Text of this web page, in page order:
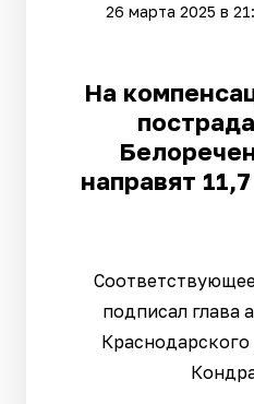
26 марта 2025 в
На
направят
подписал глава